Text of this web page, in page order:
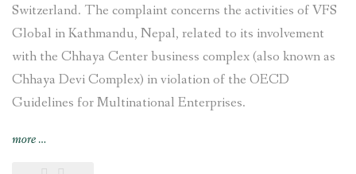
Switzerland. The complaint concerns the activities of VFS
Global in Kathmandu, Nepal, related to its involvement
with the Chhaya Center business complex (also known as
Chhaya Devi Complex) in violation of the OECD
Guidelines for Multinational Enterprises.
more“Complaint
…